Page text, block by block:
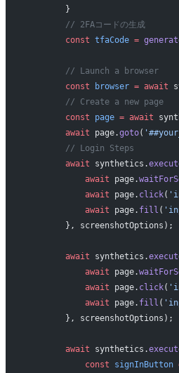
        }
        // 2FAコードの生成
        const
tfaCode =
        // Launch a browser
        const
browser = await
        // Create a new page
        const
page = await
        await
page.goto(
        // Login Steps
        await
synthetics.
            await
page.
            await
page. click(
            await
page. fill (
        }, screenshotOptions);
        await
synthetics.
            await
page.
            await
page. click(
            await
page. fill (
        }, screenshotOptions);
        await
synthetics.
            const
signInButton